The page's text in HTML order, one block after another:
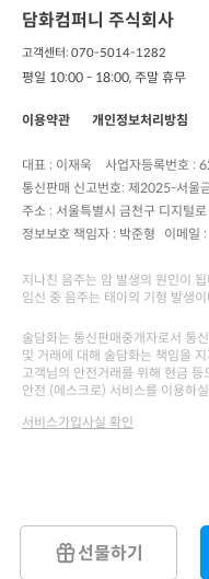
선물하기
담화컴퍼니 주식회사
고객센터: 070-5014-1282
평일 10:00 - 18:00, 주말 휴무
이용약관 개인정보처리방침
대표 : 이재욱 사업자등록번호 :
통신판매 신고번호: 제2025-서울
주소 : 서울특별시 금천구 디지털
정보보호 책임자 : 박준형 이메일
지나친 음주는 암 발생의 원인이
임신 중 음주는 태아의 기형 발생
술담화는 통신판매중개자로서 통
및 거래에 대해 술담화는 책임을
고객님의 안전거래를 위해 현금
안전 (에스크로) 서비스를 이용하
서비스가입사실 확인